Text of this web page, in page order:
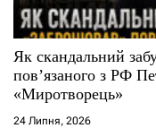
Як скандальний
повʼязаного з РФ
«Миротворець»
24 Липня, 2026